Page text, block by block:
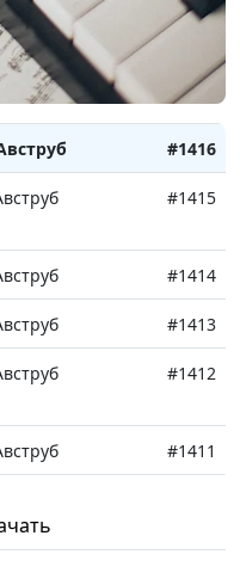
Еременко #1418
#1417
#1416
#1415
#1414
#1413
#1412
#1411
#1409